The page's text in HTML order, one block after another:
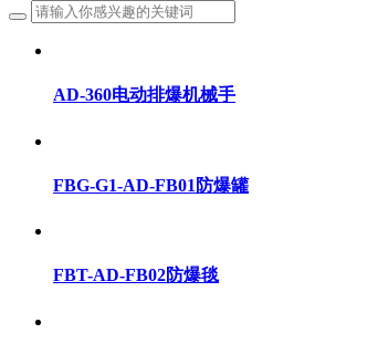
AD-360电动排爆机械手
FBG-G1-AD-FB01防爆罐
FBT-AD-FB02防爆毯